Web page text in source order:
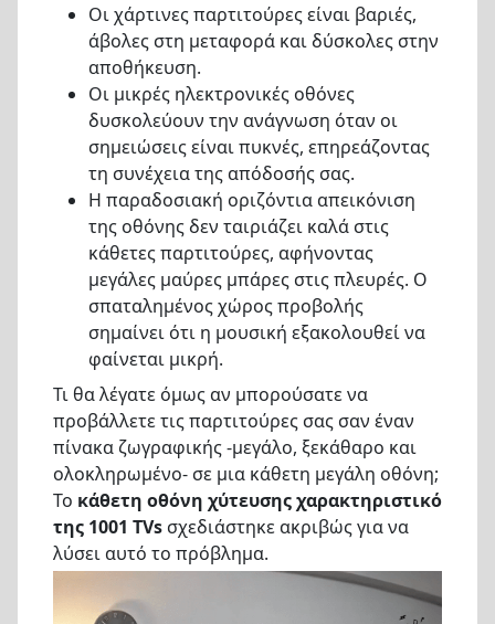
Οι χάρτινες παρτιτούρες είναι βαριές,
άβολες στη μεταφορά και δύσκολες στην
αποθήκευση.
Οι μικρές ηλεκτρονικές οθόνες
δυσκολεύουν την ανάγνωση όταν οι
σημειώσεις είναι πυκνές, επηρεάζοντας
τη συνέχεια της απόδοσής σας.
Η παραδοσιακή οριζόντια απεικόνιση
της οθόνης δεν ταιριάζει καλά στις
κάθετες παρτιτούρες, αφήνοντας
μεγάλες μαύρες μπάρες στις πλευρές. Ο
σπαταλημένος χώρος προβολής
σημαίνει ότι η μουσική εξακολουθεί να
φαίνεται μικρή.
Τι θα λέγατε όμως αν μπορούσατε να
προβάλλετε τις παρτιτούρες σας σαν έναν
πίνακα ζωγραφικής -μεγάλο, ξεκάθαρο και
ολοκληρωμένο- σε μια κάθετη μεγάλη οθόνη;
Το κάθετη οθόνη χύτευσης χαρακτηριστικό
της 1001 TVs σχεδιάστηκε ακριβώς για να
λύσει αυτό το πρόβλημα.